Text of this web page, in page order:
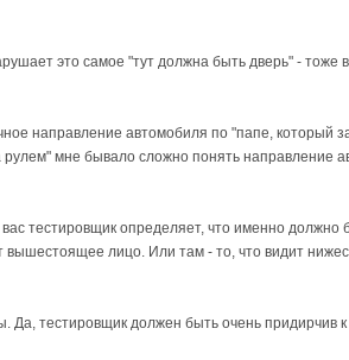
это самое "тут должна быть дверь" - тоже
направление автомобиля по "папе, который
мне бывало сложно понять направление
тестировщик определяет, что именно
лицо. Или там - то, что видит
Да, тестировщик должен быть очень придирчив